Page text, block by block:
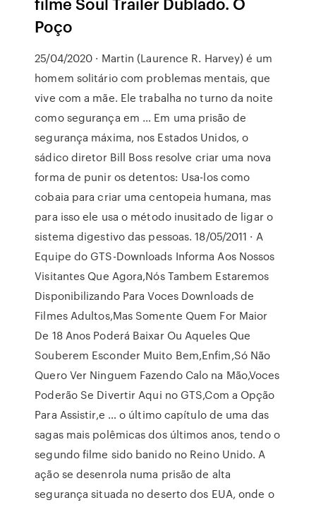
Poço
25/04/2020 · Martin (Laurence R. Harvey) é um
homem solitário com problemas mentais, que
vive com a mãe. Ele trabalha no turno da noite
como segurança em … Em uma prisão de
segurança máxima, nos Estados Unidos, o
sádico diretor Bill Boss resolve criar uma nova
forma de punir os detentos: Usa-los como
cobaia para criar uma centopeia humana, mas
para isso ele usa o método inusitado de ligar o
sistema digestivo das pessoas. 18/05/2011 · A
Equipe do GTS-Downloads Informa Aos Nossos
Visitantes Que Agora,Nós Tambem Estaremos
Disponibilizando Para Voces Downloads de
Filmes Adultos,Mas Somente Quem For Maior
De 18 Anos Poderá Baixar Ou Aqueles Que
Souberem Esconder Muito Bem,Enfim,Só Não
Quero Ver Ninguem Fazendo Calo na Mão,Voces
Poderão Se Divertir Aqui no GTS,Com a Opção
Para Assistir,e … o último capítulo de uma das
sagas mais polêmicas dos últimos anos, tendo o
segundo filme sido banido no Reino Unido. A
ação se desenrola numa prisão de alta
segurança situada no deserto dos EUA, onde o